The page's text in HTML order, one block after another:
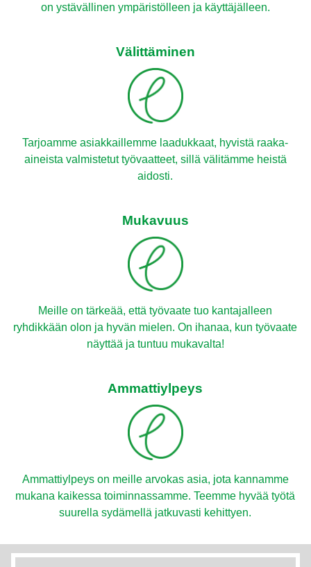
on ystävällinen ympäristölleen ja käyttäjälleen.
Välittäminen
Tarjoamme asiakkaillemme laadukkaat, hyvistä raaka-
aineista valmistetut työvaatteet, sillä välitämme heistä
aidosti.
Mukavuus
Meille on tärkeää, että työvaate tuo kantajalleen
ryhdikkään olon ja hyvän mielen. On ihanaa, kun työvaate
näyttää ja tuntuu mukavalta!
Ammattiylpeys
Ammattiylpeys on meille arvokas asia, jota kannamme
mukana kaikessa toiminnassamme. Teemme hyvää työtä
suurella sydämellä jatkuvasti kehittyen.